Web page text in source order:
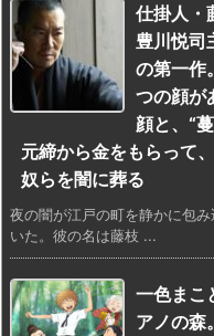
仕掛人・
豊川悦司
の第一作
つの顔が
顔と、“
元締から金をもらって
奴らを闇に葬る
夜の闇が江戸の町を静かに包
いた。彼の名は藤枝 ...
一色まこ
アノの森